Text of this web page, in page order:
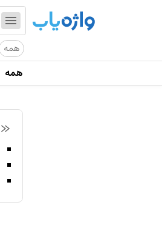
همه
همه
«incursion»